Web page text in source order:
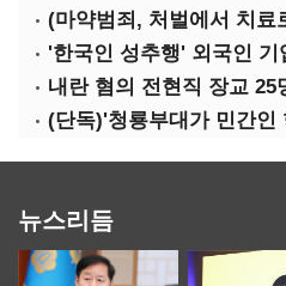
내란 혐의 전현직 장교 25
뉴스리듬